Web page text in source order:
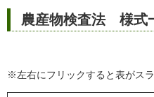
農産物検査法 様式
※左右にフリックすると表がスラ